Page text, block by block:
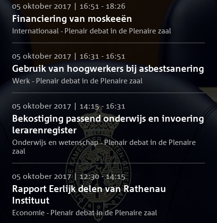
Financiering van moskeeën
05 oktober 2017 | 16:51 - 18:26
Internationaal - Plenair debat in de Plenaire zaal
Gebruik van hoogwerkers bij asbestsanering
05 oktober 2017 | 16:31 - 16:51
Werk - Plenair debat in de Plenaire zaal
Bekostiging passend onderwijs en invoering
lerarenregister
05 oktober 2017 | 14:15 - 16:31
Onderwijs en wetenschap - Plenair debat in de Plenaire
zaal
Rapport Eerlijk delen van Rathenau
Instituut
05 oktober 2017 | 12:30 - 14:15
Economie - Plenair debat in de Plenaire zaal